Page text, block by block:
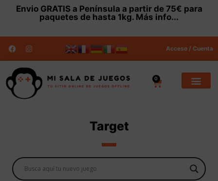
Envio GRATISa Península a partir de 75€ para
paquetes de hasta 1kg. Más info...
Acceso / Cuenta
0
Target